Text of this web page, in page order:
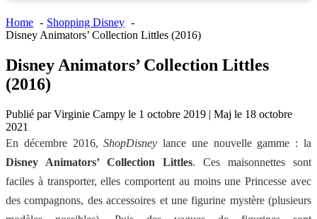
Home
Shopping Disney
Disney Animators’ Collection Littles (2016)
Disney Animators’ Collection Littles
(2016)
Publié parVirginie Campy le 1 octobre 2019 | Maj le 18 octobre
2021
En décembre 2016,ShopDisney lance une nouvelle gamme : la
Disney Animators’ Collection Littles. Ces maisonnettes sont
faciles à transporter, elles comportent au moins une Princesse avec
des compagnons, des accessoires et une figurine mystère (plusieurs